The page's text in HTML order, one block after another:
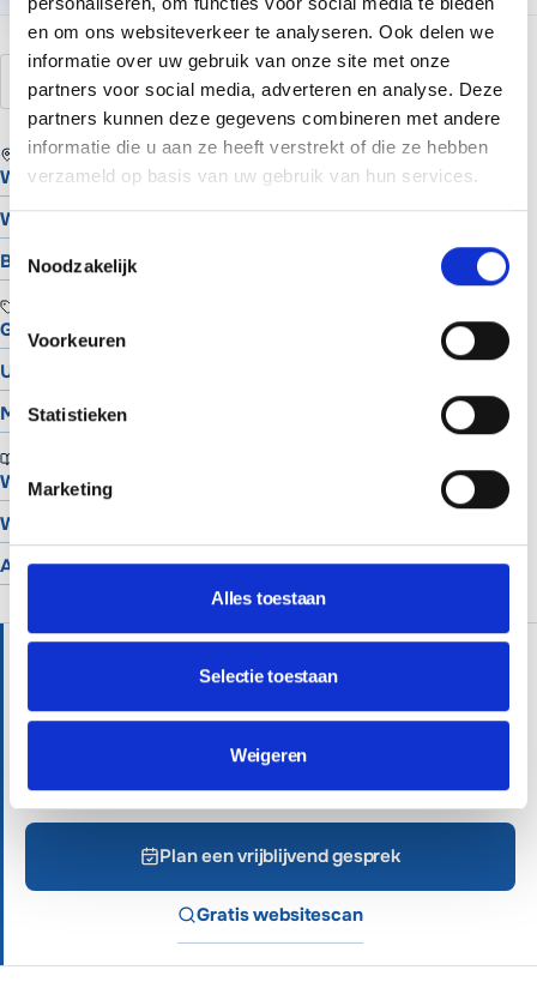
en om ons websiteverkeer te analyseren. Ook delen we
informatie over uw gebruik van onze site met onze
partners voor social media, adverteren en analyse. Deze
partners kunnen deze gegevens combineren met andere
informatie die u aan ze heeft verstrekt of die ze hebben
verzameld op basis van uw gebruik van hun services.
Toestemmingsselectie
Noodzakelijk
Voorkeuren
Statistieken
Marketing
Alles toestaan
Selectie toestaan
Weigeren
slider carousel afbeeldingen hero
REGIO
Website laten maken in Assen
Website laten maken in Groningen
Bekijk alle locaties
Gratis Logo Maker
UTM Builder
Meta Snippet Generator
Website voor schilders
Website voor hoveniers
Alle branches
maand inclusief beheer.
Plan een vrijblijvend gesprek
Gratis websitescan